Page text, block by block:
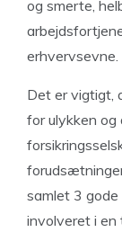
og smerte,
erhvervsevne.
Det er vigtigt,
for ulykken og
samlet 3 gode
involveret i en